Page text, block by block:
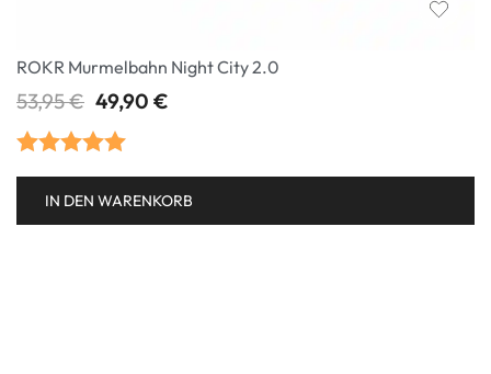
ROKR Murmelbahn Night City 2.0
53,95€ 49,90 €
Bewertet mit
5.00von 5
IN DEN WARENKORB